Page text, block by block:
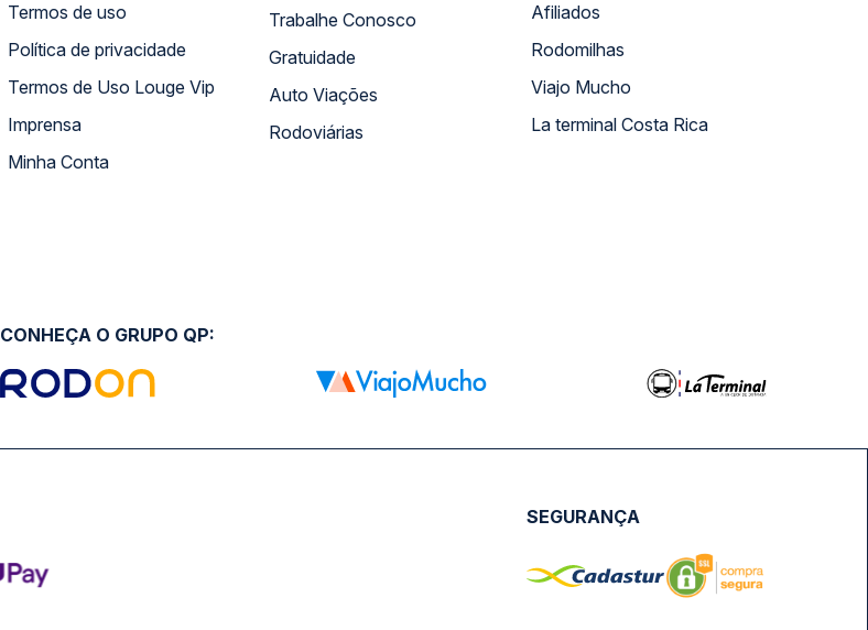
Termos de uso
Política de privacidade
Termos de Uso Louge Vip
Imprensa
Minha Conta
Trabalhe Conosco
Gratuidade
Auto Viações
Rodoviárias
Afiliados
Rodomilhas
Viajo Mucho
La terminal Costa Rica
CONHEÇA O GRUPO QP:
SEGURANÇA